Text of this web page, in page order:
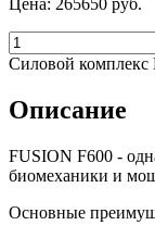
Силовой комплекс
Описание
FUSION F600 -
биомеханики и
Основные